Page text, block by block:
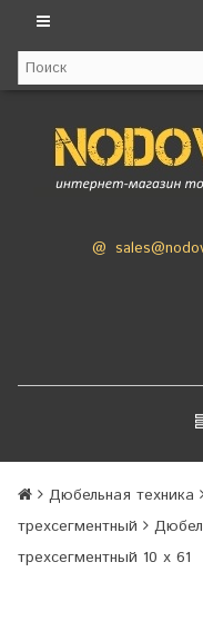
@
Дюбельная техника
трехсегментный
трехсегментный 10 х 61